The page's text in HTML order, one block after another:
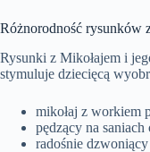
Różnorodność rysunków
Rysunki z Mikołajem i
stymuluje dziecięcą
mikołaj z workiem
pędzący na
radośnie